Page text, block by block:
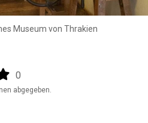
Museum von Thrakien
(star)
0
abgegeben.